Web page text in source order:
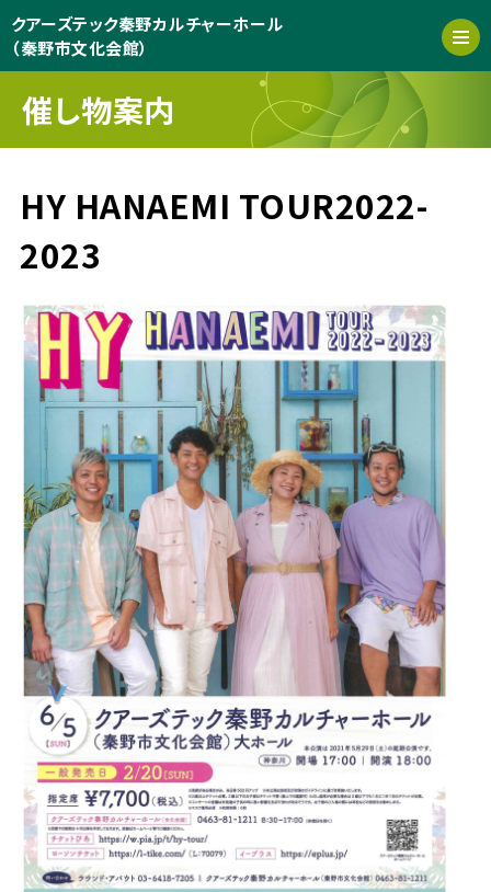
クアーズテック秦野カルチャーホール
（秦野市文化会館）
催し物案内
HY HANAEMI TOUR2022-
2023